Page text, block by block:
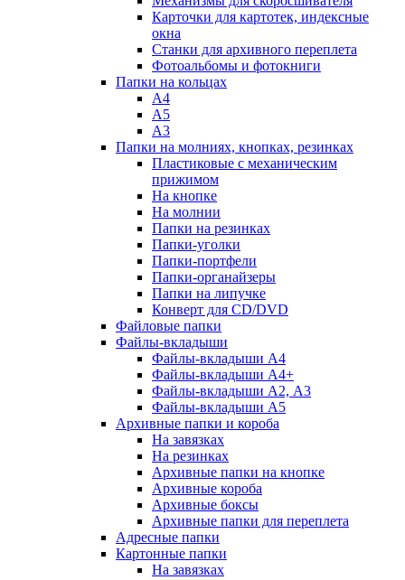
Карточки для картотек, индексные
окна
Станки для архивного переплета
Фотоальбомы и фотокниги
Папки на кольцах
А4
А5
А3
Папки на молниях, кнопках, резинках
Пластиковые с механическим
прижимом
На кнопке
На молнии
Папки на резинках
Папки-уголки
Папки-портфели
Папки-органайзеры
Папки на липучке
Конверт для CD/DVD
Файловые папки
Файлы-вкладыши
Файлы-вкладыши А4
Файлы-вкладыши А4+
Файлы-вкладыши А2, А3
Файлы-вкладыши А5
Архивные папки и короба
На завязках
На резинках
Архивные папки на кнопке
Архивные короба
Архивные боксы
Архивные папки для переплета
Адресные папки
Картонные папки
На завязках